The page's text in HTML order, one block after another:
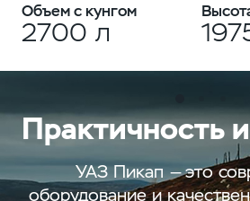
Объем с кунгом
2700 л
Практичность
УАЗ Пикап — это
оборудование и